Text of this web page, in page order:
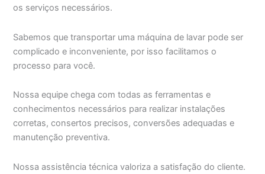
os serviços necessários.
Sabemos que transportar uma máquina de lavar pode ser
complicado e inconveniente, por isso facilitamos o
processo para você.
Nossa equipe chega com todas as ferramentas e
conhecimentos necessários para realizar instalações
corretas, consertos precisos, conversões adequadas e
manutenção preventiva.
Nossa assistência técnica valoriza a satisfação do cliente.